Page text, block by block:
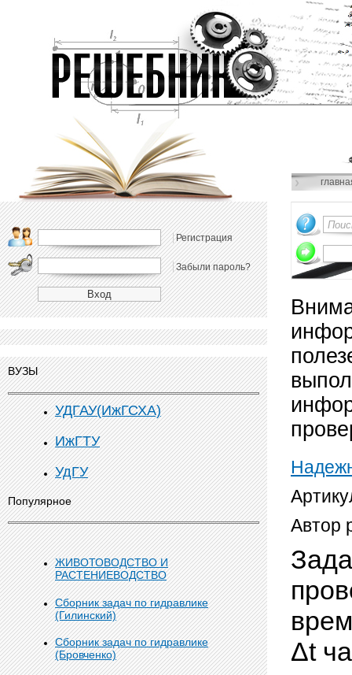
Регистрация
Забыли пароль?
ВУЗЫ
УДГАУ(ИжГСХА)
ИжГТУ
УдГУ
Популярное
ЖИВОТОВОДСТВО И
РАСТЕНИЕВОДСТВО
Сборник задач по гидравлике
(Гилинский)
Сборник задач по гидравлике
(Бровченко)
Автор
Δt